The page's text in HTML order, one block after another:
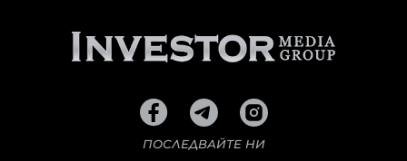
ПОСЛЕДВАЙТЕ НИ